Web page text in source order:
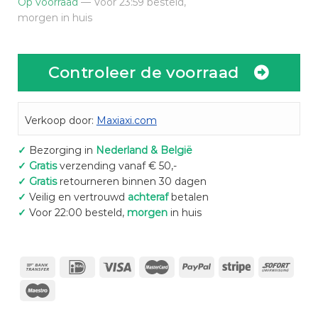
morgen in huis
Controleer de voorraad
Verkoop door: Maxiaxi.com
✓ Bezorging in Nederland & België
✓ Gratisverzending vanaf € 50,-
✓ Gratisretourneren binnen 30 dagen
✓ Veilig en vertrouwd achterafbetalen
✓ Voor 22:00 besteld, morgenin huis